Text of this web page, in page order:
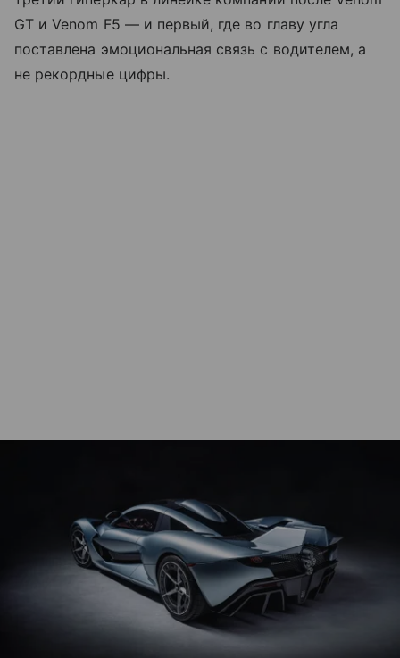
GT и Venom F5 — и первый, где во главу угла
поставлена эмоциональная связь с водителем, а
не рекордные цифры.